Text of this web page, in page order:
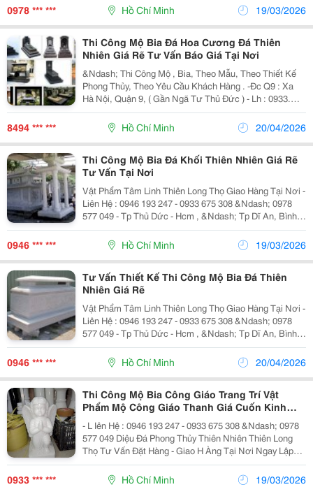
0978 *** *** Hồ Chí Minh 19/03/2026
Thi Công Mộ Bia Đá Hoa Cương Đá Thiên
Nhiên Giá Rẽ Tư Vấn Báo Giá Tại Nơi
&Ndash; Thi Công Mộ , Bia, Theo Mẫu, Theo Thiết Kế
Phong Thủy, Theo Yêu Cầu Khách Hàng . -Đc Q9 : Xa
Hà Nội, Quận 9, ( Gần Ngã Tư Thủ Đức ) - Lh : 0933.
675. 308 - Đc Q2 : Đường Lương Định Của, P An Phú,
8494 *** *** Hồ Chí Minh 20/04/2026
Thi Công Mộ Bia Đá Khối Thiên Nhiên Giá Rẽ
Tư Vấn Tại Nơi
Vật Phẩm Tâm Linh Thiên Long Thọ Giao Hàng Tại Nơi -
Liên Hệ : 0946 193 247 - 0933 675 308 &Ndash; 0978
577 049 - Tp Thủ Dức - Hcm , &Ndash; Tp Dĩ An, Bình
Dương &Ndash; Tp Biên Hòa Đồng Nai &Ndash; Long
0946 *** *** Hồ Chí Minh 19/03/2026
Tư Vấn Thiết Kế Thi Công Mộ Bia Đá Thiên
Nhiên Giá Rẽ
Vật Phẩm Tâm Linh Thiên Long Thọ Giao Hàng Tại Nơi -
Liên Hệ : 0946 193 247 - 0933 675 308 &Ndash; 0978
577 049 - Tp Thủ Dức - Hcm , &Ndash; Tp Dĩ An, Bình
Dương &Ndash; Tp Biên Hòa Đồng Nai &Ndash; Long
0946 *** *** Hồ Chí Minh 20/04/2026
Thi Công Mộ Bia Công Giáo Trang Trí Vật
Phẩm Mộ Công Giáo Thanh Giá Cuốn Kinh
Tiên Thần Bằng Đá Giá Rẽ
- L Iên Hệ : 0946 193 247 - 0933 675 308 &Ndash; 0978
577 049 Diệu Đá Phong Thủy Thiên Nhiên Thiên Long
Thọ Tư Vấn Đặt Hàng - Giao H Àng Tại Nơi Ngay Lập
Tức . - Tư Vấn Thiết Kế Xây Dựng Mộ - Khắc Bia - Đá
Hoa Cương , Đá Khối Thiên Nhiên...
0933 *** *** Hồ Chí Minh 19/03/2026